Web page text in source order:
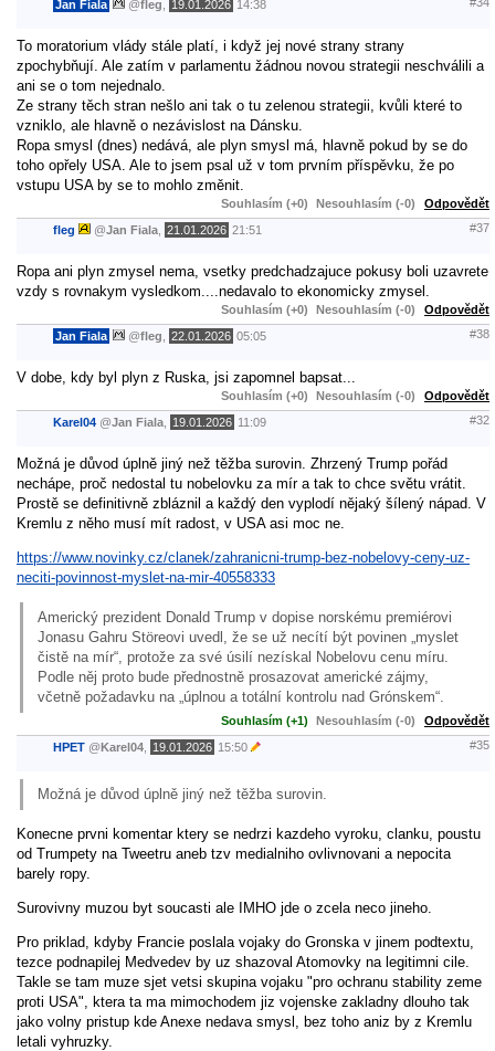
Jan Fiala @fleg 19.01.2026 14:38
To moratorium vlády stále platí, i když jej nové strany strany
zpochybňují. Ale zatím v parlamentu žádnou novou strategii neschválili a
ani se o tom nejednalo.
Ze strany těch stran nešlo ani tak o tu zelenou strategii, kvůli které to
vzniklo, ale hlavně o nezávislost na Dánsku.
Ropa smysl (dnes) nedává, ale plyn smysl má, hlavně pokud by se do
toho opřely USA. Ale to jsem psal už v tom prvním příspěvku, že po
vstupu USA by se to mohlo změnit.
Souhlasím (+0) Nesouhlasím (-0) Odpovědět
fleg @Jan Fiala 21.01.2026 21:51 #37
Ropa ani plyn zmysel nema, vsetky predchadzajuce pokusy boli uzavrete
vzdy s rovnakym vysledkom....nedavalo to ekonomicky zmysel.
Souhlasím (+0) Nesouhlasím (-0) Odpovědět
Jan Fiala @fleg 22.01.2026 05:05 #38
V dobe, kdy byl plyn z Ruska, jsi zapomnel bapsat...
Souhlasím (+0) Nesouhlasím (-0) Odpovědět
Karel04 @Jan Fiala 19.01.2026 11:09 #32
Možná je důvod úplně jiný než těžba surovin. Zhrzený Trump pořád
nechápe, proč nedostal tu nobelovku za mír a tak to chce světu vrátit.
Prostě se definitivně zbláznil a každý den vyplodí nějaký šílený nápad. V
Kremlu z něho musí mít radost, v USA asi moc ne.
https://www.novinky.cz/clanek/zahranicni-trump-bez-nobelovy-ceny-uz-
neciti-povinnost-myslet-na-mir-40558333
Americký prezident Donald Trump v dopise norskému premiérovi
Jonasu Gahru Störeovi uvedl, že se už necítí být povinen „myslet
čistě na mír“, protože za své úsilí nezískal Nobelovu cenu míru.
Podle něj proto bude přednostně prosazovat americké zájmy,
včetně požadavku na „úplnou a totální kontrolu nad Grónskem“.
Souhlasím (+1) Nesouhlasím (-0) Odpovědět
HPET @Karel04 19.01.2026 15:50 #35
Možná je důvod úplně jiný než těžba surovin.
Konecne prvni komentar ktery se nedrzi kazdeho vyroku, clanku, poustu
od Trumpety na Tweetru aneb tzv medialniho ovlivnovani a nepocita
barely ropy.
Surovivny muzou byt soucasti ale IMHO jde o zcela neco jineho.
Pro priklad, kdyby Francie poslala vojaky do Gronska v jinem podtextu,
tezce podnapilej Medvedev by uz shazoval Atomovky na legitimni cile.
Takle se tam muze sjet vetsi skupina vojaku "pro ochranu stability zeme
proti USA", ktera ta ma mimochodem jiz vojenske zakladny dlouho tak
jako volny pristup kde Anexe nedava smysl, bez toho aniz by z Kremlu
letali vyhruzky.